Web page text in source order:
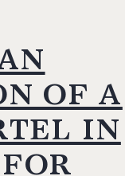
of a
in
for